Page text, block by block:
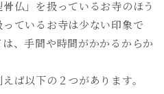
仏」を扱っているお寺のほう
ているお寺は少ない印象で
、手間や時間がかかるからか
ば以下の２つがあります。